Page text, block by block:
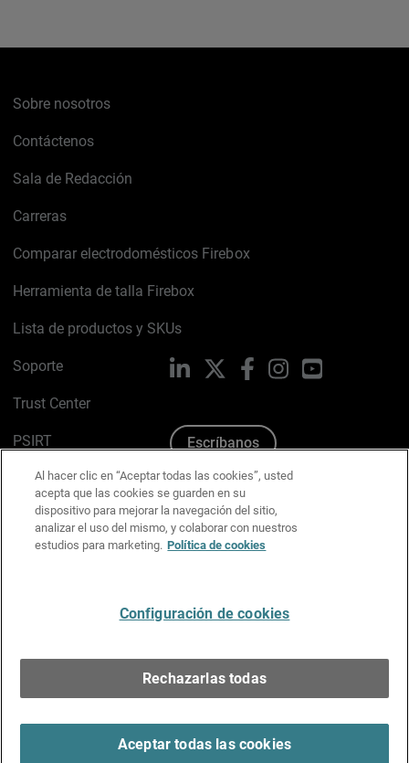
Sobre nosotros
Contáctenos
Sala de Redacción
Carreras
Comparar electrodomésticos Firebox
Herramienta de talla Firebox
Lista de productos y SKUs
Soporte
Trust Center
PSIRT
Política de cookies
Política de privacidad
Kit de medios y marca
LinkedIn FacebookInstagramYouTube
Escríbanos
Al hacer clic en “Aceptar todas las cookies”, usted
acepta que las cookies se guarden en su
dispositivo para mejorar la navegación del sitio,
analizar el uso del mismo, y colaborar con nuestros
estudios para marketing. Política de cookies
Configuración de cookies
Rechazarlas todas
Aceptar todas las cookies